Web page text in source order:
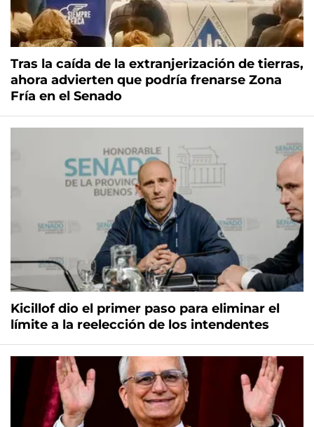
Tras la caída de la extranjerización de tierras,
ahora advierten que podría frenarse Zona
Fría en el Senado
Kicillof dio el primer paso para eliminar el
límite a la reelección de los intendentes